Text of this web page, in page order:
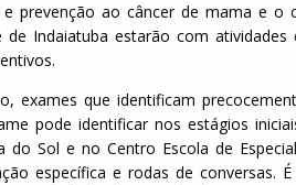
prevenção ao câncer de mama e o
Indaiatuba estarão com atividades
exames que identificam
pode identificar nos estágios
Sol e no Centro Escola de
específica e rodas de conversas.